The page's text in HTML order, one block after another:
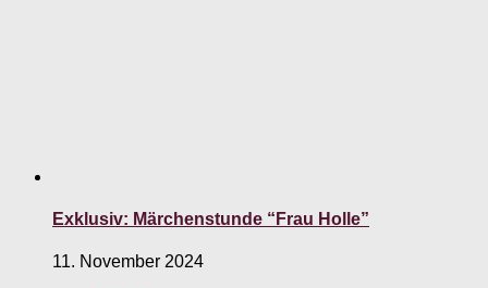
Exklusiv: Märchenstunde “Frau Holle”
11. November 2024